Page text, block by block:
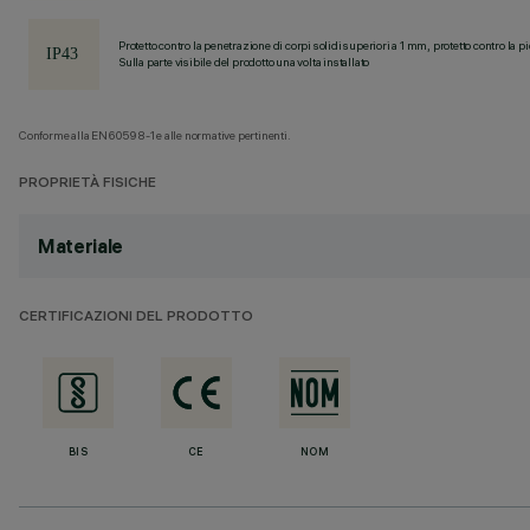
Protetto contro la penetrazione di corpi solidi superiori a 1 mm, protetto contro la
Sulla parte visibile del prodotto una volta installato
Conforme alla EN60598-1 e alle normative pertinenti.
PROPRIETÀ FISICHE
Materiale
CERTIFICAZIONI DEL PRODOTTO
BIS CE NOM